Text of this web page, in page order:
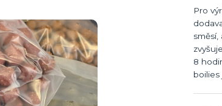
Pro
8
boilies